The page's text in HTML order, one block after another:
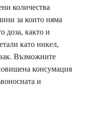
количества
за които няма
доза, както и
като никел,
Възможните
консумация
и